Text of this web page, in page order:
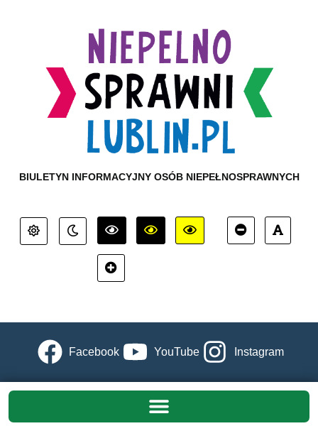
BIULETYN INFORMACYJNY OSÓB NIEPEŁNOSPRAWNYCH
Facebook YouTube Instagram